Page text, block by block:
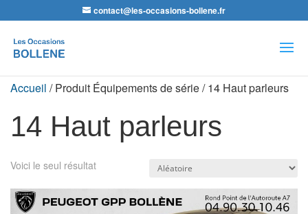
contact@les-occasions-bollene.fr
de
produits
Accueil / Produit Équipements de série / 14 Haut parleurs
14 Haut parleurs
Voici le seul résultat